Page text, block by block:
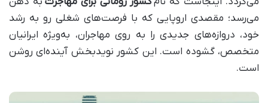
می‌رسد؛ مقصدی اروپایی که با فرصت‌های شغلی رو به رشد
خود، دروازه‌های جدیدی را به روی مهاجران، به‌ویژه ایرانیان
متخصص، گشوده است. این کشور نویدبخش آینده‌ای روشن
است.